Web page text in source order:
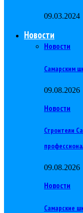
09.03.2024
Новости
Новости
Самарским
09.08.2026
Новости
Строители
09.08.2026
Новости
Самарские